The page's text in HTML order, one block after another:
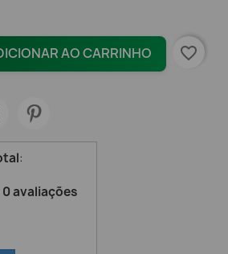
AO CARRINHO favorite_border
:
0avaliações